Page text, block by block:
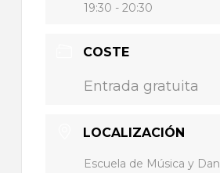
19:30 - 20:30
COSTE
Entrada gratuita
LOCALIZACIÓN
Escuela de Música y